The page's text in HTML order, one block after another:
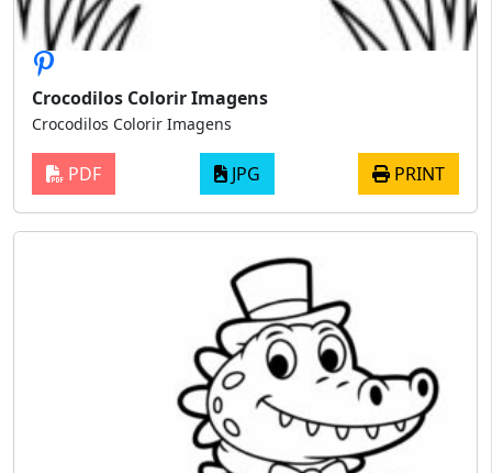
Crocodilos Colorir Imagens
Crocodilos Colorir Imagens
PDF JPG PRINT